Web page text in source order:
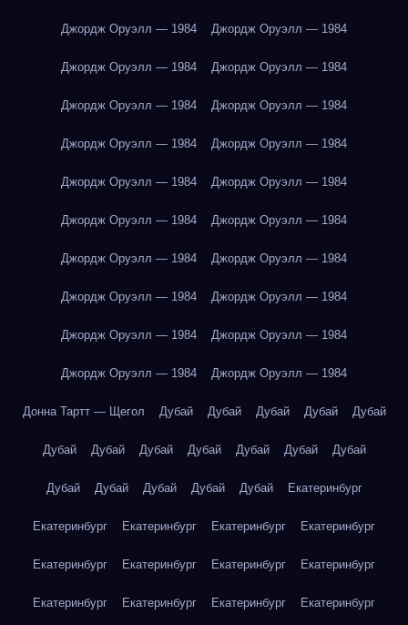
Джордж Оруэлл — 1984 Джордж Оруэлл — 1984
Джордж Оруэлл — 1984 Джордж Оруэлл — 1984
Джордж Оруэлл — 1984 Джордж Оруэлл — 1984
Джордж Оруэлл — 1984 Джордж Оруэлл — 1984
Джордж Оруэлл — 1984 Джордж Оруэлл — 1984
Джордж Оруэлл — 1984 Джордж Оруэлл — 1984
Джордж Оруэлл — 1984 Джордж Оруэлл — 1984
Джордж Оруэлл — 1984 Джордж Оруэлл — 1984
Джордж Оруэлл — 1984 Джордж Оруэлл — 1984
Джордж Оруэлл — 1984 Джордж Оруэлл — 1984
Донна Тартт — Щегол Дубай Дубай Дубай Дубай Дубай
Дубай Дубай Дубай Дубай Дубай Дубай Дубай
Дубай Дубай Дубай Дубай Дубай Екатеринбург
Екатеринбург Екатеринбург Екатеринбург Екатеринбург
Екатеринбург Екатеринбург Екатеринбург Екатеринбург
Екатеринбург Екатеринбург Екатеринбург Екатеринбург